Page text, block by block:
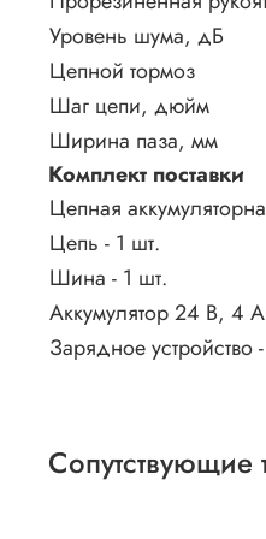
Уровень шума, дБ
Цепной тормоз
Шаг цепи, дюйм
Ширина паза, мм
Комплект поставки
Цепная
Цепь - 1 шт.
Шина - 1 шт.
Аккумулятор 24 В, 4
Зарядное устройство
Сопутствующие